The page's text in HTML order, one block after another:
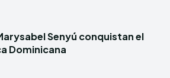
Senyú conquistan el
Dominicana